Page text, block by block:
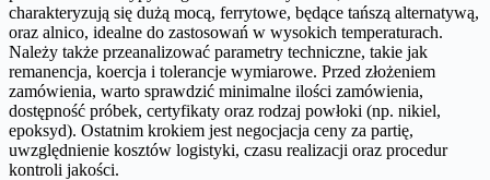
charakteryzują się dużą mocą, ferrytowe, będące tańszą alternatywą,
oraz alnico, idealne do zastosowań w wysokich temperaturach.
Należy także przeanalizować parametry techniczne, takie jak
remanencja, koercja i tolerancje wymiarowe. Przed złożeniem
zamówienia, warto sprawdzić minimalne ilości zamówienia,
dostępność próbek, certyfikaty oraz rodzaj powłoki (np. nikiel,
epoksyd). Ostatnim krokiem jest negocjacja ceny za partię,
uwzględnienie kosztów logistyki, czasu realizacji oraz procedur
kontroli jakości.